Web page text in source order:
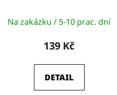
hodnocení
produktu
5,0
z
Na zakázku / 5-10 prac. dní
139 Kč
DETAIL